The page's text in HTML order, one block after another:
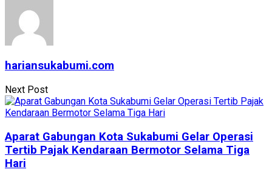
hariansukabumi.com
Next Post
Aparat Gabungan Kota Sukabumi Gelar Operasi
Tertib Pajak Kendaraan Bermotor Selama Tiga
Hari